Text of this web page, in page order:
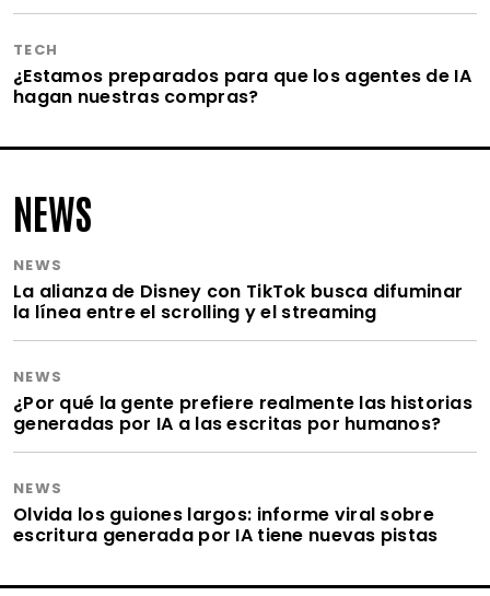
TECH
¿Estamos preparados para que los agentes de IA
hagan nuestras compras?
NEWS
NEWS
La alianza de Disney con TikTok busca difuminar
la línea entre el scrolling y el streaming
NEWS
¿Por qué la gente prefiere realmente las historias
generadas por IA a las escritas por humanos?
NEWS
Olvida los guiones largos: informe viral sobre
escritura generada por IA tiene nuevas pistas